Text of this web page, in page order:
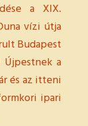
a XIX.
vízi útja
Budapest
Újpestnek a
és az itteni
ipari